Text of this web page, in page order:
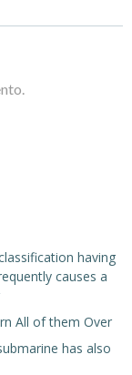
having
causes a
All of them Over
has also